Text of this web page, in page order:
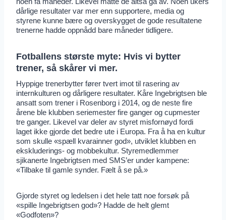
dårlige resultater var mer enn supportere, media og
styrene kunne bære og overskygget de gode resultatene
trenerne hadde oppnådd bare måneder tidligere.
Fotballens største myte: Hvis vi bytter
trener, så skårer vi mer.
Hyppige trenerbytter fører tvert imot til rasering av
internkulturen og dårligere resultater. Kåre Ingebrigtsen ble
ansatt som trener i Rosenborg i 2014, og de neste fire
årene ble klubben seriemester fire ganger og cupmester
tre ganger. Likevel var deler av styret misfornøyd fordi
laget ikke gjorde det bedre ute i Europa. Fra å ha en kultur
som skulle «spæll kvarainner god», utviklet klubben en
ekskluderings- og mobbekultur. Styremedlemmer
sjikanerte Ingebrigtsen med SMS’er under kampene:
«Tilbake til gamle synder. Fælt å se på.»
Gjorde styret og ledelsen i det hele tatt noe forsøk på
«spille Ingebrigtsen god»? Hadde de helt glemt
«Godfoten»?